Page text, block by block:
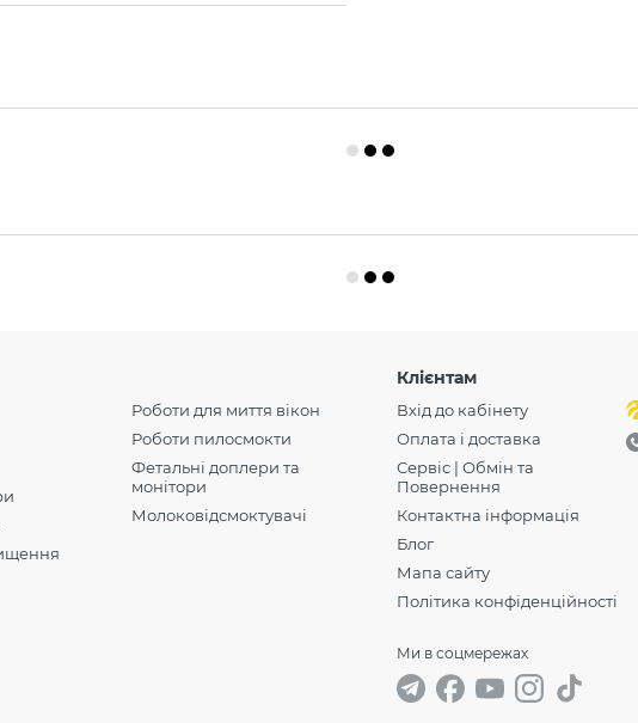
Роботи для миття вікон
Роботи пилосмокти
Фетальні доплери та
монітори
Молоковідсмоктувачі
Клієнтам
Вхід до кабінету
Оплата і доставка
Сервіс | Обмін та
Повернення
Контактна інформація
Блог
Мапа сайту
Політика конфіденційності
Ми в соцмережах